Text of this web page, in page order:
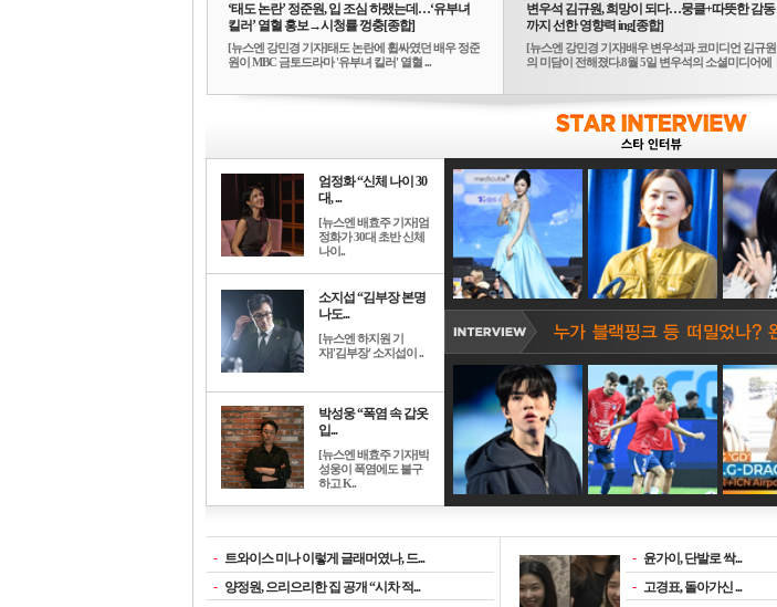
‘태도 논란’ 정준원, 입 조심 하랬는데…‘유부녀
킬러’ 열혈 홍보→시청률 껑충[종합]
[뉴스엔 강민경 기자]태도 논란에 휩싸였던 배우 정준
원이 MBC 금토드라마 '유부녀 킬러' 열혈 ...
변우석 김규원, 희망이 되다…뭉클+따뜻한 감동
까지 선한 영향력 ing[종합]
[뉴스엔 강민경 기자]배우 변우석과 코미디언 김규원
의 미담이 전해졌다.8월 5일 변우석의 소셜미디어에
엄정화 “신체 나이 30
대, ...
[뉴스엔 배효주 기자]엄
정화가 30대 초반 신체
나이..
소지섭 “김부장 본명
나도...
[뉴스엔 하지원 기
자]'김부장' 소지섭이 ..
박성웅 “폭염 속 갑옷
입...
[뉴스엔 배효주 기자]박
성웅이 폭염에도 불구
하고 K..
- 트와이스 미나 이렇게 글래머였나, 드...
- 양정원, 으리으리한 집 공개 “시차 적...
- 윤가이, 단발로 싹...
- 고경표, 돌아가신 ...